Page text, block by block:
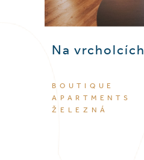
Na vrcholcích
BOUTIQUE
APARTMENTS
ŽELEZNÁ